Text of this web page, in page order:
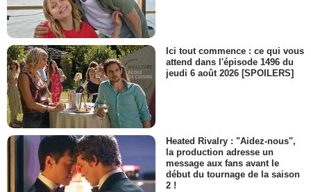
Ici tout commence : ce qui vous
attend dans l'épisode 1496 du
jeudi 6 août 2026 [SPOILERS]
Heated Rivalry : "Aidez-nous",
la production adresse un
message aux fans avant le
début du tournage de la saison
2 !